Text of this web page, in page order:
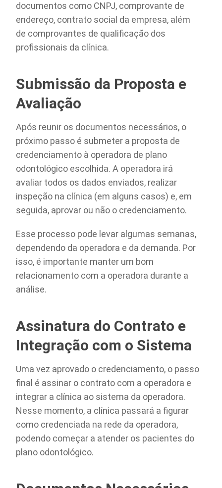
documentos como CNPJ, comprovante de
endereço, contrato social da empresa, além
de comprovantes de qualificação dos
profissionais da clínica.
Submissão da Proposta e
Avaliação
Após reunir os documentos necessários, o
próximo passo é submeter a proposta de
credenciamento à operadora de plano
odontológico escolhida. A operadora irá
avaliar todos os dados enviados, realizar
inspeção na clínica (em alguns casos) e, em
seguida, aprovar ou não o credenciamento.
Esse processo pode levar algumas semanas,
dependendo da operadora e da demanda. Por
isso, é importante manter um bom
relacionamento com a operadora durante a
análise.
Assinatura do Contrato e
Integração com o Sistema
Uma vez aprovado o credenciamento, o passo
final é assinar o contrato com a operadora e
integrar a clínica ao sistema da operadora.
Nesse momento, a clínica passará a figurar
como credenciada na rede da operadora,
podendo começar a atender os pacientes do
plano odontológico.